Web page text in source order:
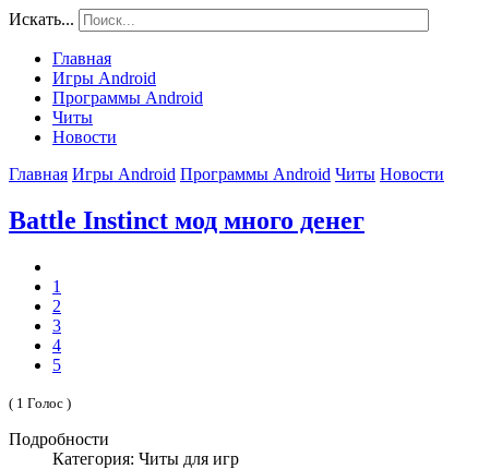
Искать...
Главная
Игры Android
Программы Android
Читы
Новости
Главная Игры Android Программы Android Читы Новости
Battle Instinct мод много денег
1
2
3
4
5
( 1 Голос )
Подробности
Категория: Читы для игр